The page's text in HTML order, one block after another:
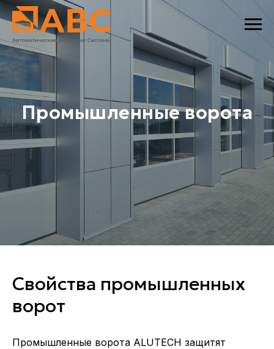
Промышленные ворота
Свойства промышленных
ворот
Промышленные ворота ALUTECH защитят